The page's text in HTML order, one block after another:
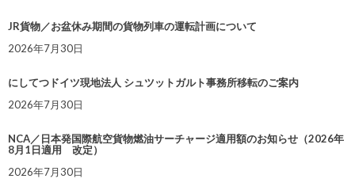
JR貨物／お盆休み期間の貨物列車の運転計画について
2026年7月30日
にしてつドイツ現地法人 シュツットガルト事務所移転のご案内
2026年7月30日
NCA／日本発国際航空貨物燃油サーチャージ適用額のお知らせ（2026年
8月1日適用 改定）
2026年7月30日